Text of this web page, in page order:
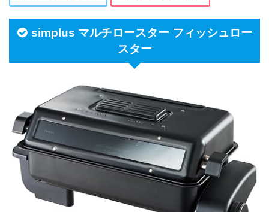
simplus マルチロースター フィッシュロー
スター